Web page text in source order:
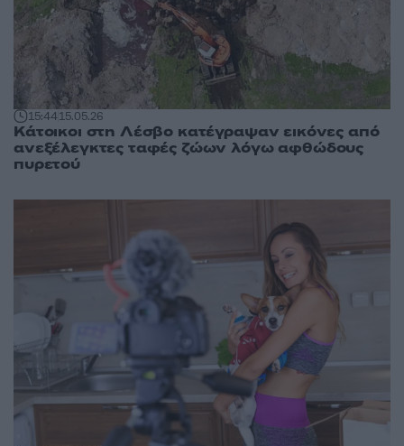
15:4415.05.26
Κάτοικοι στη Λέσβο κατέγραψαν εικόνες από
ανεξέλεγκτες ταφές ζώων λόγω αφθώδους
πυρετού